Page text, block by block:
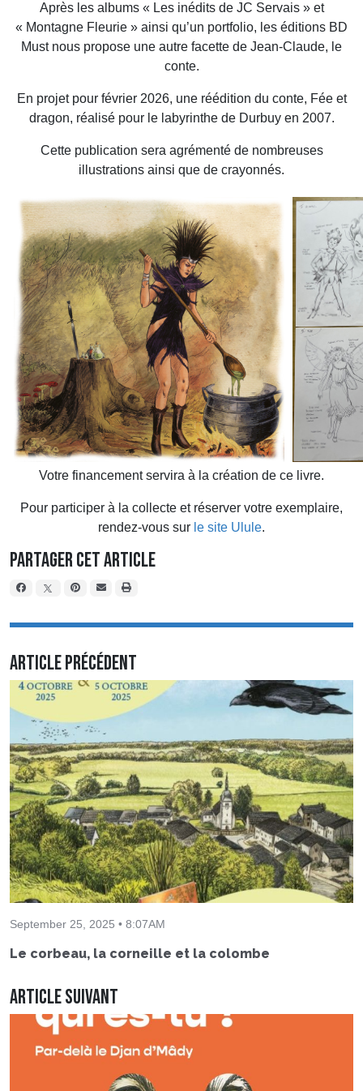
Après les albums « Les inédits de JC Servais » et
« Montagne Fleurie » ainsi qu’un portfolio, les éditions BD
Must nous propose une autre facette de Jean-Claude, le
conte.
En projet pour février 2026, une réédition du conte, Fée et
dragon, réalisé pour le labyrinthe de Durbuy en 2007.
Cette publication sera agrémenté de nombreuses
illustrations ainsi que de crayonnés.
Votre financement servira à la création de ce livre.
Pour participer à la collecte et réserver votre exemplaire,
rendez-vous sur le site Ulule.
Partager cet article
Article précédent
September 25, 2025 • 8:07AM
Le corbeau, la corneille et la colombe
Article suivant